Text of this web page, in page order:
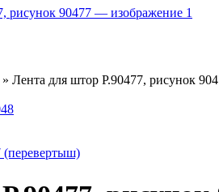
Эластичные
Велкро/липучка
Ленты для погон
Медицинские товары
Ножницы и нитки
Инновации
» Лента для штор Р.90477, рисунок
(перевертыш)